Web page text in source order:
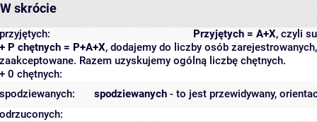
W skrócie
Przyjętych = A+X, czyli
przyjętych:
+ P chętnych = P+A+X, dodajemy do liczby osób
zaakceptowane. Razem uzyskujemy ogólną liczbę chętnych.
+ 0 chętnych:
spodziewanych - to jest przewidywany,
spodziewanych:
odrzuconych: